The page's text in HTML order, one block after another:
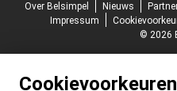
Over Belsimpel
Nieuws
Impressum
© 2026
Cookievoorkeuren